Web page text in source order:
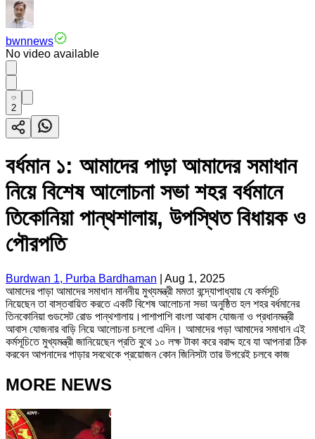
bwnnews
No video available
2
বর্ধমান ১: আমাদের পাড়া আমাদের সমাধান
নিয়ে বিশেষ আলোচনা সভা শহর বর্ধমানে
তিকোনিয়া পান্থশালায়, উপস্থিত বিধায়ক ও
পৌরপতি
Burdwan 1, Purba Bardhaman
Aug 1, 2025
আমাদের পাড়া আমাদের সমাধান মাননীয় মুখ্যমন্ত্রী মমতা বন্দ্যোপাধ্যায় যে কর্মসূচি
নিয়েছেন তা বাস্তবায়িত করতে একটি বিশেষ আলোচনা সভা অনুষ্ঠিত হল শহর বর্ধমানের
তিনকোনিয়া গুডসেট রোড পান্থশালায়।পাশাপাশি বাংলা আবাস যোজনা ও প্রধানমন্ত্রী
আবাস যোজনার বাড়ি নিয়ে আলোচনা চললো এদিন। আমাদের পড়া আমাদের সমাধান এই
কর্মসূচিতে মুখ্যমন্ত্রী জানিয়েছেন প্রতি বুথে ১০ লক্ষ টাকা করে বরাদ্দ হবে যা আপনারা ঠিক
করবেন আপনাদের পাড়ার সবথেকে প্রয়োজন কোন জিনিসটা তার উপরেই চলবে কাজ
MORE NEWS